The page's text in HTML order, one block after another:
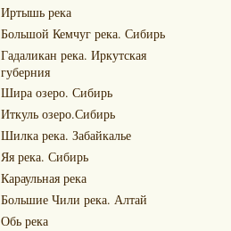
Иртышь река
Большой Кемчуг река. Сибирь
Гадаликан река. Иркутская
губерния
Шира озеро. Сибирь
Иткуль озеро.Сибирь
Шилка река. Забайкалье
Яя река. Сибирь
Караульная река
Большие Чили река. Алтай
Обь река